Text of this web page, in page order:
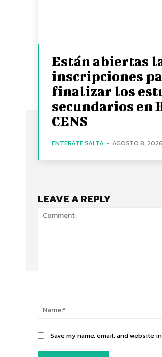
Están abiertas
inscripciones
finalizar los
secundarios en
CENS
ENTERATE SALTA - AGOSTO 8, 2026
LEAVE A REPLY
Save my name, email, and website